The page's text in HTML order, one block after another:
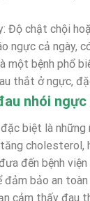
Độ chật chội
ngực cả ngày,
một bệnh phổ
thắt ở ngực,
nhói ngực
biệt là những
cholesterol,
đến bệnh
bảo an
cảm thấy đau